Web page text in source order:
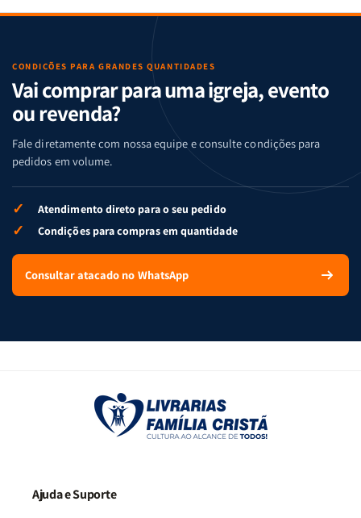
CONDIÇÕES PARA GRANDES QUANTIDADES
Vai comprar para uma igreja, evento
ou revenda?
Fale diretamente com nossa equipe e consulte condições para
pedidos em volume.
✓ Atendimento direto para o seu pedido
✓ Condições para compras em quantidade
Consultar atacado no WhatsApp
Ajuda e Suporte